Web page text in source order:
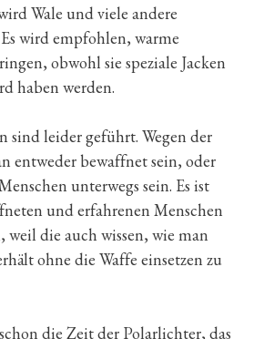
Wale und viele andere
Es wird empfohlen, warme
obwohl sie speziale Jacken
haben werden.
sind leider geführt. Wegen der
entweder bewaffnet sein, oder
unterwegs sein. Es ist
und erfahrenen Menschen
weil die auch wissen, wie man
ohne die Waffe einsetzen zu
die Zeit der Polarlichter, das